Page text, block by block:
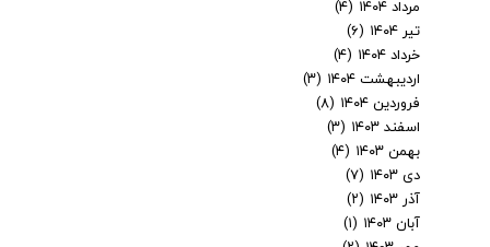
مرداد ۱۴۰۴
(۴)
تیر ۱۴۰۴
(۶)
خرداد ۱۴۰۴
(۴)
اردیبهشت ۱۴۰۴
(۳)
فروردین ۱۴۰۴
(۸)
اسفند ۱۴۰۳
(۳)
بهمن ۱۴۰۳
(۴)
دی ۱۴۰۳
(۷)
آذر ۱۴۰۳
(۲)
آبان ۱۴۰۳
(۱)